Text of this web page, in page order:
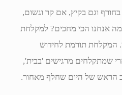
וגם בקיץ, אם קר וגשום,
אנחנו הכי מחכים? למקלחת
המקלחת תורמת לחידוש
שמתקלחים מרגישים 'בבית',
הראש של היום שחלף מאחור.